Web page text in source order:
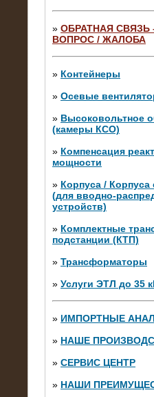
» ОБРАТНАЯ СВЯЗЬ
ВОПРОС / ЖАЛОБА
» Контейнеры
» Осевые
» Высоковольтное
(камеры КСО)
» Компенсация
мощности
» Корпуса /
(для вводно-
устройств)
» Комплектные
подстанции (КТП)
» Трансформаторы
» Услуги ЭТЛ до 35
» ИМПОРТНЫЕ
» НАШЕ
» СЕРВИС ЦЕНТР
» НАШИ
10.04.2015
Аренда
10 кВ
28.02.2015
Нагрузочные модули
штуки)